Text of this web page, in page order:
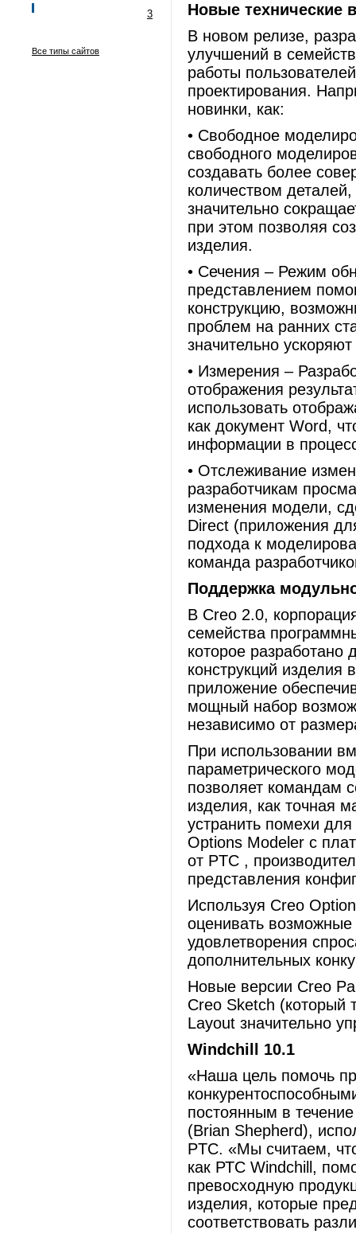
3
Все типы сайтов
Новые технические
В новом релизе,
улучшений в
работы
проектирования.
новинки, как:
• Свободное
свободного
создавать более
количеством
значительно
при этом позволяя
изделия.
• Сечения – Режим
представлением
конструкцию,
проблем на ранних
значительно
• Измерения –
отображения
использовать
как документ Word,
информации в
• Отслеживание
разработчикам
изменения модели,
Direct (приложения
подхода к
команда
Поддержка
В Creo 2.0,
семейства
которое разработано
конструкций изделия
приложение
мощный набор
независимо от
При использовании
параметрического
позволяет командам
изделия, как точная
устранить помехи
Options Modeler с
от PTC ,
представления
Используя Creo
оценивать
удовлетворения
дополнительных
Новые версии Creo
Creo Sketch (который
Layout значительно
Windchill 10.1
«Наша цель помочь
постоянным в
(Brian Shepherd),
PTC. «Мы считаем,
как РТС Windchill,
превосходную
изделия, которые
соответствовать